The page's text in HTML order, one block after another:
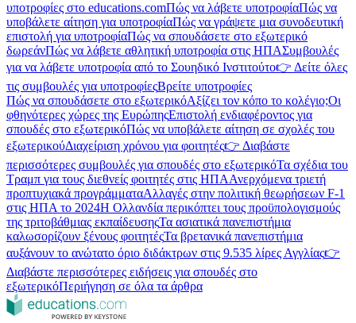
υποτροφίες στο educations.comΠώς να λάβετε υποτροφίαΠώς να
υποβάλετε αίτηση για υποτροφίαΠώς να γράψετε μια συνοδευτική
επιστολή για υποτροφίαΠώς να σπουδάσετε στο εξωτερικό
δωρεάνΠώς να λάβετε αθλητική υποτροφία στις ΗΠΑΣυμβουλές
για να λάβετε υποτροφία από το Σουηδικό Ινστιτούτο👉 Δείτε όλες
τις συμβουλές για υποτροφίεςΒρείτε υποτροφίες
Πώς να σπουδάσετε στο εξωτερικόΑξίζει τον κόπο το κολέγιο;Οι
φθηνότερες χώρες της ΕυρώπηςΕπιστολή ενδιαφέροντος για
σπουδές στο εξωτερικόΠώς να υποβάλετε αίτηση σε σχολές του
εξωτερικούΔιαχείριση χρόνου για φοιτητές👉 Διαβάστε
περισσότερες συμβουλές για σπουδές στο εξωτερικόΤα σχέδια του
Τραμπ για τους διεθνείς φοιτητές στις ΗΠΑΑνερχόμενα τριετή
προπτυχιακά προγράμματαΑλλαγές στην πολιτική θεωρήσεων F-1
στις ΗΠΑ το 2024Η Ολλανδία περικόπτει τους προϋπολογισμούς
της τριτοβάθμιας εκπαίδευσηςΤα ασιατικά πανεπιστήμια
καλωσορίζουν ξένους φοιτητέςΤα βρετανικά πανεπιστήμια
αυξάνουν το ανώτατο όριο διδάκτρων στις 9.535 λίρες Αγγλίας👉
Διαβάστε περισσότερες ειδήσεις για σπουδές στο
εξωτερικόΠεριήγηση σε όλα τα άρθρα